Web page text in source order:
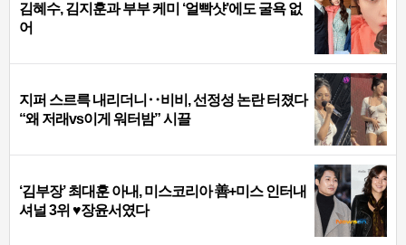
김혜수, 김지훈과 부부 케미 ‘얼빡샷’에도 굴욕 없
어
지퍼 스르륵 내리더니‥비비, 선정성 논란 터졌다
“왜 저래vs이게 워터밤” 시끌
‘김부장’ 최대훈 아내, 미스코리아 善+미스 인터내
셔널 3위 ♥장윤서였다